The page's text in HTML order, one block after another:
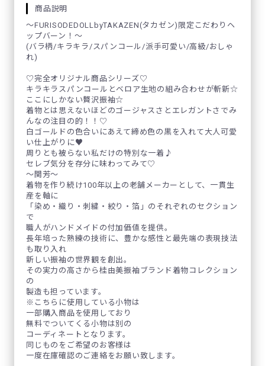
商品説明
～FURISODEDOLLbyTAKAZEN(タカゼン)限定こだわりヘ
ップバーン！～
(バラ柄/キラキラ/スパンコール/派手可愛い/高級/おしゃ
れ)
♡完全オリジナル商品シリーズ♡
キラキラスパンコールとベロア生地の組み合わせが斬新☆
ここにしかない贅沢振袖☆
着物とは思えないほどのゴージャスさとエレガントさでみ
んなの注目の的！！♡
白ゴールドの色合いにあえて締め色の黒を入れて大人可愛
い仕上がりに♥
周りとも被らない私だけの特別な一着♪
セレブ気分を存分に味わってみて♡
～関芳～
着物を作り続け100年以上の老舗メーカーとして、一貫生
産を軸に
「染め・織り・刺繍・絞り・箔」のそれぞれのセクション
で
職人がハンドメイドの付加価値を提供。
長年培った熟練の技術に、豊かな感性と最先端の表現技法
も取り入れ
新しい振袖の世界観を創出。
その実力の高さから桂由美振袖ブランド着物コレクション
の
製造も担っています。
※こちらに使用している小物は
一部購入商品を使用しており
無料でついてくる小物は別の
コーディネートとなります。
同じものをご希望のお客様は
一度在庫確認のご連絡をお願い致します。